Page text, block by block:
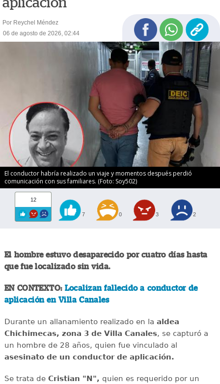
Por Reychel Méndez
06 de agosto de 2026, 02:44
El conductor habría realizado un viaje y momentos después perdió
comunicación con sus familiares. (Foto: Soy502)
12
7 0 3 2
El hombre estuvo desaparecido por cuatro días hasta
que fue localizado sin vida.
EN CONTEXTO:Localizan fallecido a conductor de
aplicación en Villa Canales
Durante un allanamiento realizado en la aldea
Chichimecas, zona 3 de Villa Canales, se capturó a
un hombre de 28 años, quien fue vinculado al
asesinato de un conductor de aplicación.
Se trata de Cristian "N", quien es requerido por un